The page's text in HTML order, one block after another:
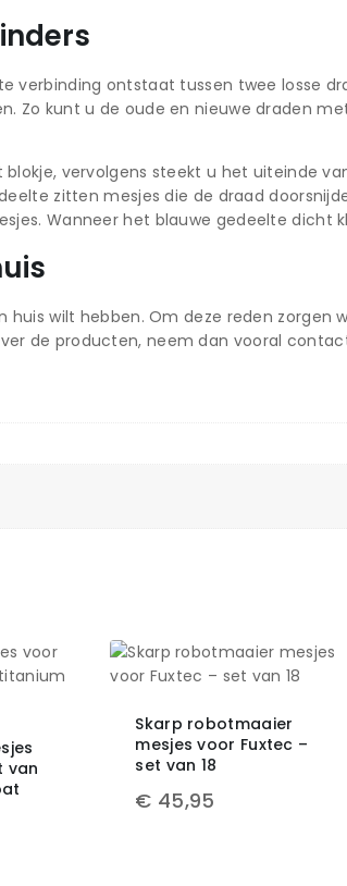
verbinding ontstaat tussen twee losse
Zo kunt u de oude en nieuwe draden
vervolgens steekt u het uiteinde
zitten mesjes die de draad
Wanneer het blauwe gedeelte dicht
wilt hebben. Om deze reden
de producten, neem dan vooral
van
Skarp robotmaaier
mesjes voor Fuxtec –
set van 18
€ 45,95